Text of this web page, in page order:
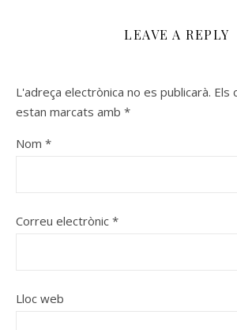
LEAVE A REPLY
L'adreça electrònica no es publicarà. Els
estan marcats amb *
Nom *
Correu electrònic *
Lloc web